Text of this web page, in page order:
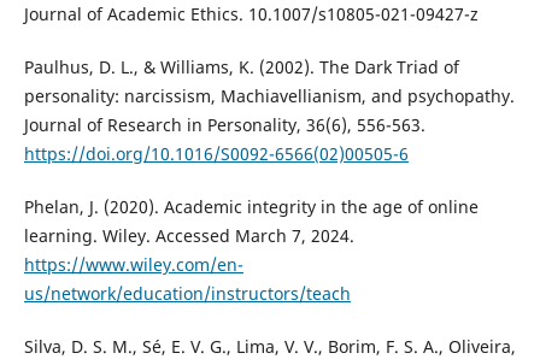
Journal of Academic Ethics. 10.1007/s10805-021-09427-z
Paulhus, D. L., & Williams, K. (2002). The Dark Triad of
personality: narcissism, Machiavellianism, and psychopathy.
Journal of Research in Personality, 36(6), 556-563.
https://doi.org/10.1016/S0092-6566(02)00505-6
Phelan, J. (2020). Academic integrity in the age of online
learning. Wiley. Accessed March 7, 2024.
https://www.wiley.com/en-
us/network/education/instructors/teach
Silva, D. S. M., Sé, E. V. G., Lima, V. V., Borim, F. S. A., Oliveira,